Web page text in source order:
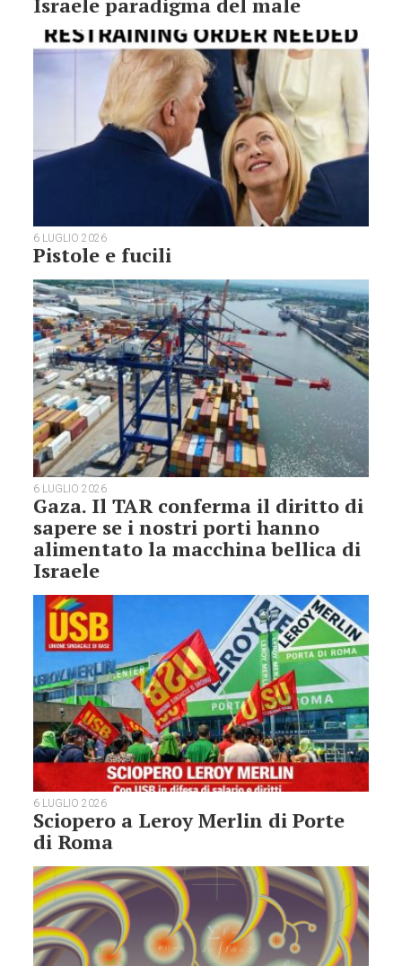
6 LUGLIO 2026
Pistole e fucili
6 LUGLIO 2026
Gaza. Il TAR conferma il diritto di
sapere se i nostri porti hanno
alimentato la macchina bellica di
Israele
6 LUGLIO 2026
Sciopero a Leroy Merlin di Porte
di Roma